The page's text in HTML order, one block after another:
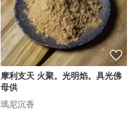
摩利支天 火聚。光明焰。具光佛
母供
瑪尼沉香